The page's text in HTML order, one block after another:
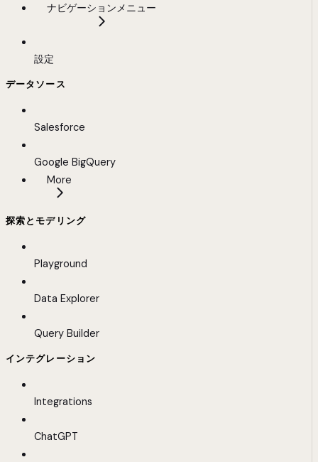
ナビゲーションメニュー
設定
データソース
Salesforce
Google BigQuery
More
探索とモデリング
Playground
Data Explorer
Query Builder
インテグレーション
Integrations
ChatGPT